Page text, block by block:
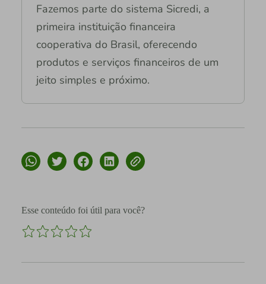
Fazemos parte do sistema Sicredi, a
primeira instituição financeira
cooperativa do Brasil, oferecendo
produtos e serviços financeiros de um
jeito simples e próximo.
Esse conteúdo foi útil para você?